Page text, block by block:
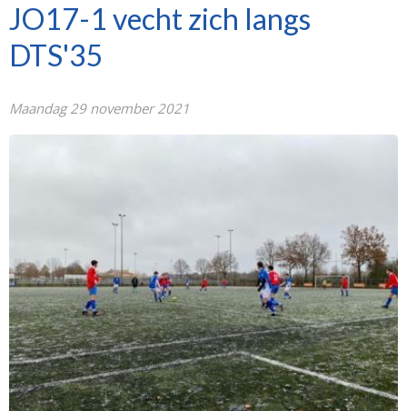
JO17-1 vecht zich langs
DTS'35
Maandag 29 november 2021